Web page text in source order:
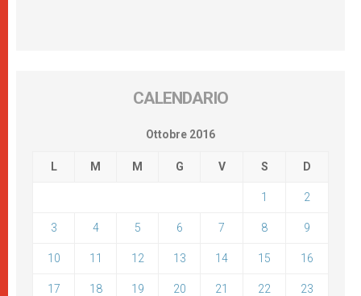
CALENDARIO
Ottobre 2016
L M M G V S D
1 2
3 4 5 6 7 8 9
10 11 12 13 14 15 16
17 18 19 20 21 22 23